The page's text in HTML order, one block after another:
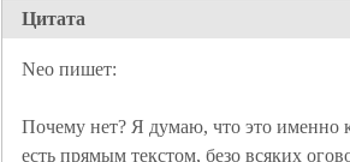
Цитата
Почему нет? Я думаю, что это именно